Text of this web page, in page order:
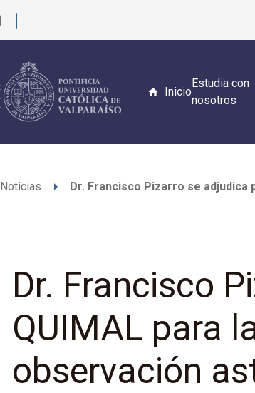
Inicio
Estudia con
nosotros
Noticias arrow_right Dr. Francisco Pizarro se
Dr. Francisco
QUIMAL para
observación